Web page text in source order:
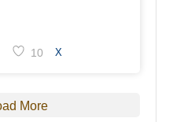
10 X
More